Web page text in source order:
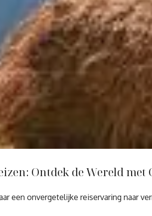
Ontdek de Wereld met
een onvergetelijke reiservaring naar